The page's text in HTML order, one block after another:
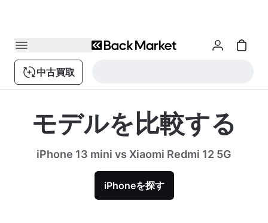
中古買取
モデルを比較する
iPhone 13 mini vs Xiaomi Redmi 12 5G
iPhoneを探す